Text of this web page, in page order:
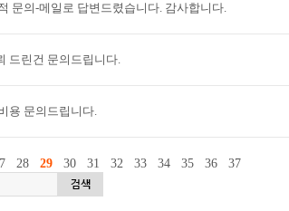
문의-메일로 답변드렸습니다. 감사합니다.
드린건 문의드립니다.
용 문의드립니다.
28 29 30 31 32 33 34 35 36 37